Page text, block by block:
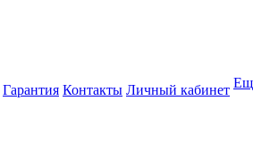
Гарантия Контакты Личный кабинет